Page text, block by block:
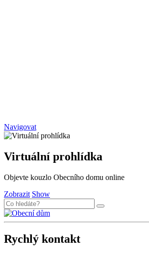
Navigovat
Virtuální prohlídka
Objevte kouzlo Obecního domu online
Zobrazit Show
Rychlý kontakt